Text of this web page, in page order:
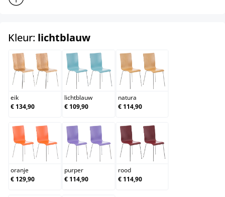
Kleur: lichtblauwselect
eik
eik
€ 134,90
lichtblauw
lichtblauw
€ 109,90
natura
natura
€ 114,90
oranje
oranje
€ 129,90
purper
purper
€ 114,90
rood
rood
€ 114,90